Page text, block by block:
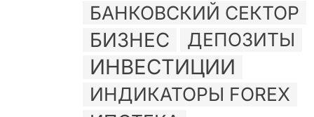
БАНКОВСКИЙ СЕКТОР
БИЗНЕС ДЕПОЗИТЫ
ИНВЕСТИЦИИ
ИНДИКАТОРЫ FOREX